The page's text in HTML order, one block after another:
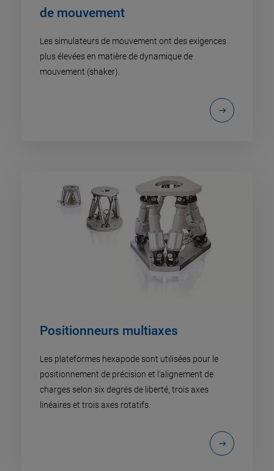
de mouvement
Les simulateurs de mouvement ont des exigences
plus élevées en matière de dynamique de
mouvement (shaker).
Positionneurs multiaxes
Les plateformes hexapode sont utilisées pour le
positionnement de précision et l'alignement de
charges selon six degrés de liberté, trois axes
linéaires et trois axes rotatifs.